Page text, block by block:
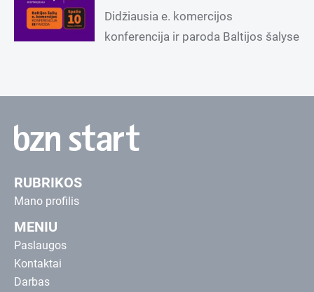
Didžiausia e. komercijos
konferencija ir paroda Baltijos šalyse
RUBRIKOS
Mano profilis
MENIU
Paslaugos
Kontaktai
Darbas